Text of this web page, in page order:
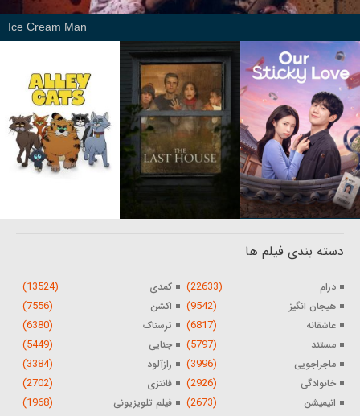
Ice Cream Man
دسته بندی فیلم ها
درام (22633) کمدی (13524)
هیجان انگیز (9542) اکشن (7556)
عاشقانه (6817) ترسناک (6380)
مستند (5797) جنایی (5449)
ماجراجویی (3996) رازآلود (3384)
خانوادگی (2926) فانتزی (2702)
انیمیشن (2673) فیلم تلویزیونی (1968)